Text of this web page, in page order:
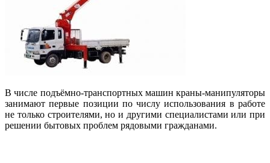
В числе подъёмно-транспортных машин краны-манипуляторы
занимают первые позиции по числу использования в работе
не только строителями, но и другими специалистами или при
решении бытовых проблем рядовыми гражданами.